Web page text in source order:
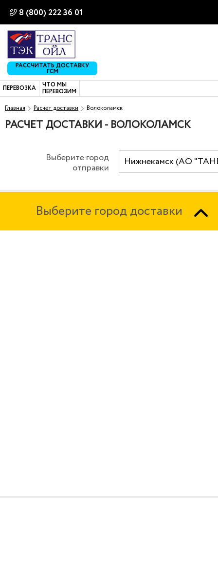
8 (800) 222 36 01
РАССЧИТАТЬ ДОСТАВКУ
ГСМ
ПЕРЕВОЗКА
ЧТО МЫ
ПЕРЕВОЗИМ
Главная
Расчет доставки Волоколамск
РАСЧЕТ ДОСТАВКИ - ВОЛОКОЛАМСК
Выберите город
отправки
Нижнекамск (АО
Выберите город доставки